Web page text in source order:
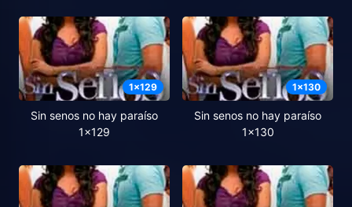
1x129
Sin senos no hay paraíso
1x129
1x130
Sin senos no hay paraíso
1x130